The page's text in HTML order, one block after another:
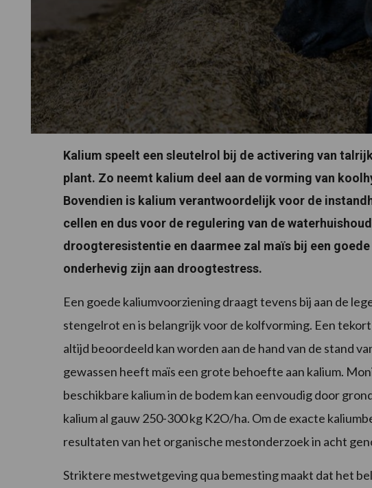
Kalium speelt een sleutelrol bij de activering van
plant. Zo neemt kalium deel aan de vorming van
Bovendien is kalium verantwoordelijk voor de
cellen en dus voor de regulering van de
droogteresistentie en daarmee zal maïs bij een
onderhevig zijn aan droogtestress.
Een goede kaliumvoorziening draagt tevens bij aan de
stengelrot en is belangrijk voor de kolfvorming. Een
altijd beoordeeld kan worden aan de hand van de stand
gewassen heeft maïs een grote behoefte aan kalium.
beschikbare kalium in de bodem kan eenvoudig door
kalium al gauw 250-300 kg K2O/ha. Om de exacte
resultaten van het organische mestonderzoek in acht
Striktere mestwetgeving qua bemesting maakt dat het